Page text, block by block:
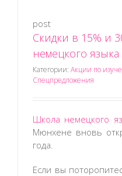
post
Скидки в 15% и
немецкого языка
Категории: Акции по
Спецпредложения
Школа немецкого
Мюнхене вновь
года.
Если вы